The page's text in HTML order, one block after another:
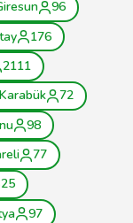
96
176
2111
Karabük
72
98
77
97